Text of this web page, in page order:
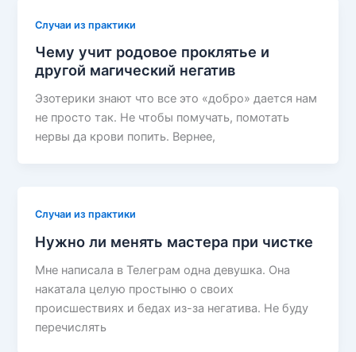
Случаи из практики
Чему учит родовое проклятье и
другой магический негатив
Эзотерики знают что все это «добро» дается нам
не просто так. Не чтобы помучать, помотать
нервы да крови попить. Вернее,
Случаи из практики
Нужно ли менять мастера при чистке
Мне написала в Телеграм одна девушка. Она
накатала целую простыню о своих
происшествиях и бедах из-за негатива. Не буду
перечислять